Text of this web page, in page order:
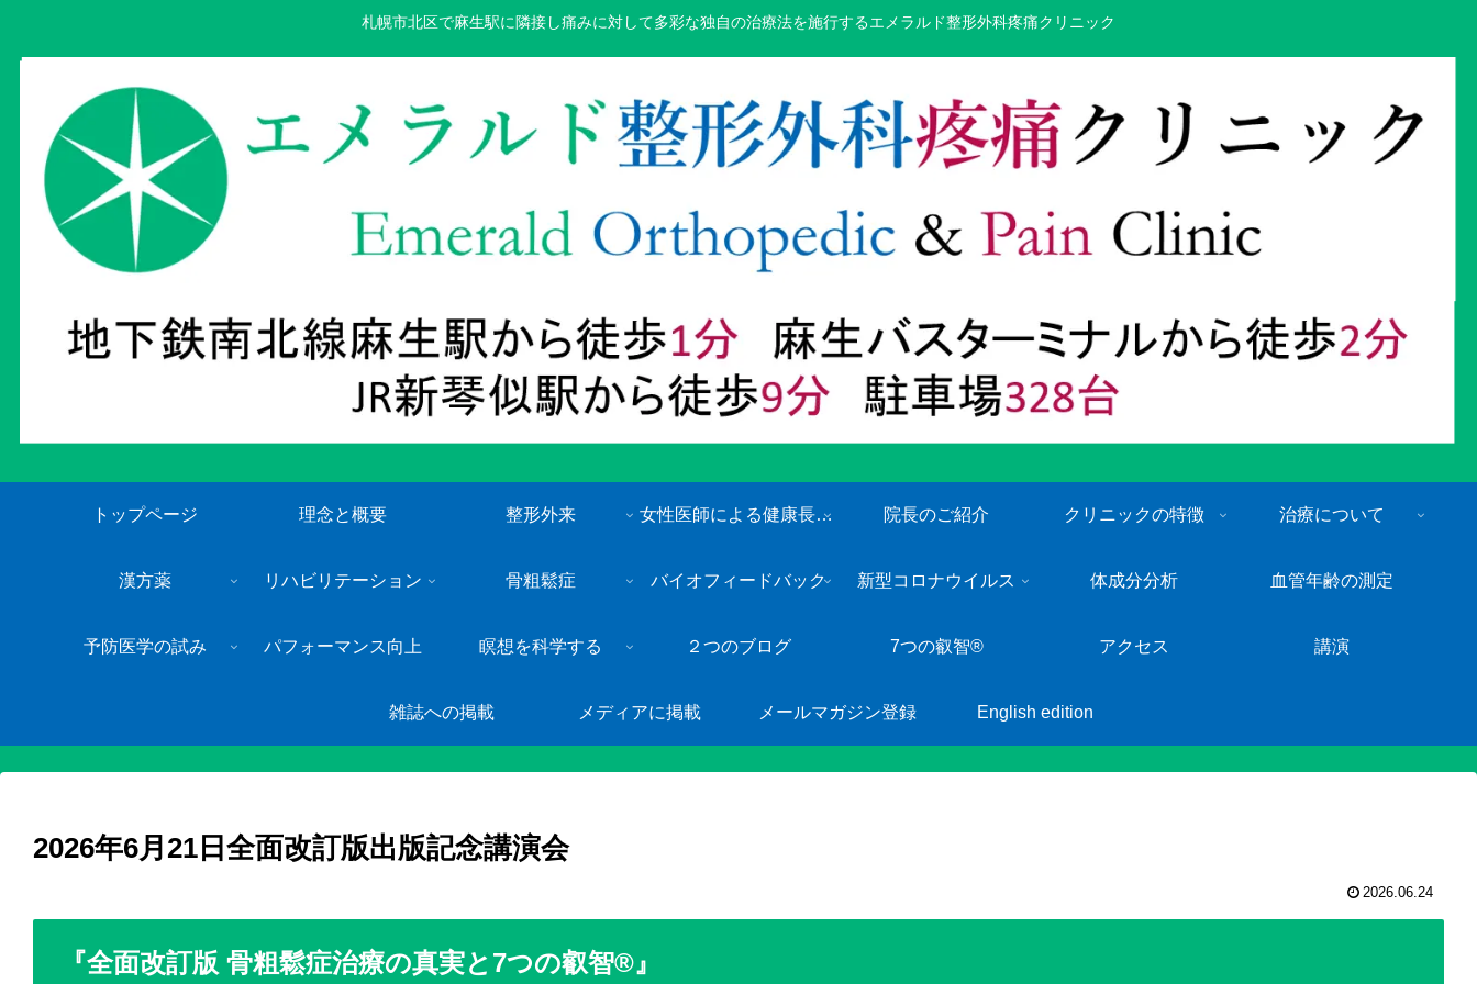
札幌市北区で麻生駅に隣接し痛みに対して多彩な独自の治療法を施行するエメラルド整形外科疼痛クリニック
トップページ 理念と概要 整形外来 女性医師による健康長寿・総合内科外来 院長のご紹介 クリニックの特徴 治療について
漢方薬 リハビリテーション 骨粗鬆症 バイオフィードバック 新型コロナウイルス 体成分分析 血管年齢の測定
予防医学の試み パフォーマンス向上 瞑想を科学する ２つのブログ 7つの叡智® アクセス 講演
雑誌への掲載 メディアに掲載 メールマガジン登録 English edition
2026年6月21日全面改訂版出版記念講演会
2026.06.24
『全面改訂版 骨粗鬆症治療の真実と7つの叡智®』